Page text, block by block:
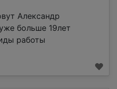
Александр
больше 19лет
работы